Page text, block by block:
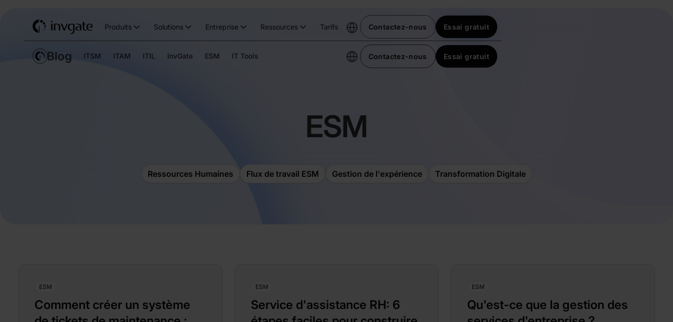
Produits Solutions Entreprise Ressources Tarifs Contactez-nous Essai gratuit
ITSM ITAM ITIL InvGate ESM IT Tools Contactez-nous Essai gratuit
ESM
Ressources Humaines Flux de travail ESM Gestion de l'expérience Transformation Digitale
ESM
Comment créer un système
ESM
Service d'assistance RH: 6
ESM
Qu'est-ce que la gestion des